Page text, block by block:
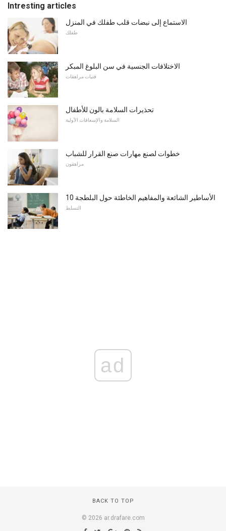
Intresting articles
الاستماع إلى نبضات قلب طفلك في المنزل
طفلك
الاختلافات الجنسية في سن البلوغ المبكر
فتيات مراهقات
تحذيرات السلامة بالون للأطفال
السلامة والإسعافات الأولية
خطوات لصنع مهارات صنع القرار للشباب
مراهقون
10 الأساطير الشائعة والمفاهيم الخاطئة حول البلطجة
التسلط
ad
BACK TO TOP
© 2026 ar.drafare.com